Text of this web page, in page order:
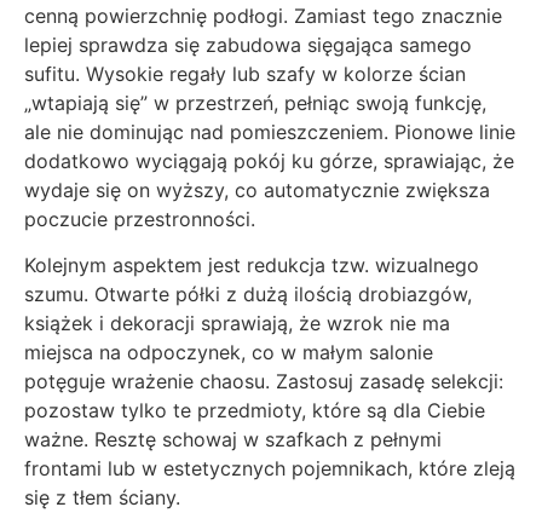
cenną powierzchnię podłogi. Zamiast tego znacznie
lepiej sprawdza się zabudowa sięgająca samego
sufitu. Wysokie regały lub szafy w kolorze ścian
„wtapiają się” w przestrzeń, pełniąc swoją funkcję,
ale nie dominując nad pomieszczeniem. Pionowe linie
dodatkowo wyciągają pokój ku górze, sprawiając, że
wydaje się on wyższy, co automatycznie zwiększa
poczucie przestronności.
Kolejnym aspektem jest redukcja tzw. wizualnego
szumu. Otwarte półki z dużą ilością drobiazgów,
książek i dekoracji sprawiają, że wzrok nie ma
miejsca na odpoczynek, co w małym salonie
potęguje wrażenie chaosu. Zastosuj zasadę selekcji:
pozostaw tylko te przedmioty, które są dla Ciebie
ważne. Resztę schowaj w szafkach z pełnymi
frontami lub w estetycznych pojemnikach, które zleją
się z tłem ściany.